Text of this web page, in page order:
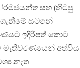
සහ (හිටපු
සටනේ
ඉදිරිපත් කොට
මැතිවරණයෙන් අත්විය
නැත.